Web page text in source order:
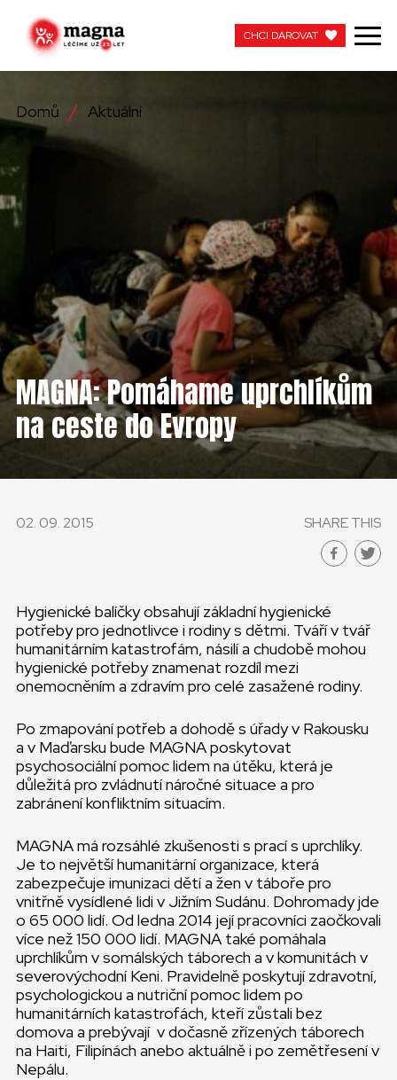
NAŠE PRÁCE
AKTUÁLNÍ
ZAPOJTE SE
PRACUJTE S NÁMI
KONTAKTUJTE NÁS
ČESKÁ REPUBLIKA
GLOBAL
CHCI DAROVAT
Domů Aktuální
MAGNA: Pomáhame uprchlíkům
na ceste do Evropy
02. 09. 2015 SHARE THIS
Hygienické balíčky obsahují základní hygienické
potřeby pro jednotlivce i rodiny s dětmi. Tváří v tvář
humanitárním katastrofám, násilí a chudobě mohou
hygienické potřeby znamenat rozdíl mezi
onemocněním a zdravím pro celé zasažené rodiny.
Po zmapování potřeb a dohodě s úřady v Rakousku
a v Maďarsku bude MAGNA poskytovat
psychosociální pomoc lidem na útěku, která je
důležitá pro zvládnutí náročné situace a pro
zabránení konfliktním situacím.
MAGNA má rozsáhlé zkušenosti s prací s uprchlíky.
Je to největší humanitární organizace, která
zabezpečuje imunizaci dětí a žen v táboře pro
vnitřně vysídlené lidi v Jižním Sudánu. Dohromady jde
o 65 000 lidí. Od ledna 2014 její pracovníci zaočkovali
více než 150 000 lidí. MAGNA také pomáhala
uprchlíkům v somálských táborech a v komunitách v
severovýchodní Keni. Pravidelně poskytují zdravotní,
psychologickou a nutriční pomoc lidem po
humanitárních katastrofách, kteří zůstali bez
domova a prebývají v dočasně zřízených táborech
na Haiti, Filipínách anebo aktuálně i po zemětřesení v
Nepálu.